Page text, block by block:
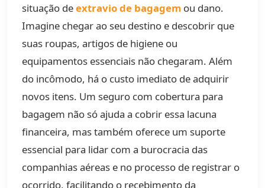
situação deextravio de bagagem ou dano.
Imagine chegar ao seu destino e descobrir que
suas roupas, artigos de higiene ou
equipamentos essenciais não chegaram. Além
do incômodo, há o custo imediato de adquirir
novos itens. Um seguro com cobertura para
bagagem não só ajuda a cobrir essa lacuna
financeira, mas também oferece um suporte
essencial para lidar com a burocracia das
companhias aéreas e no processo de registrar o
ocorrido, facilitando o recebimento da